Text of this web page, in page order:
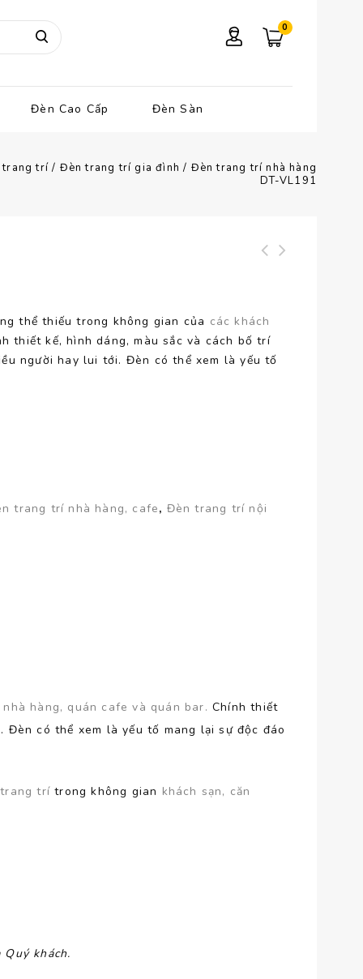
0
Đèn Cao Cấp Đèn Sàn
trang trí/ Đèn trang trí gia đình / Đèn trang trí nhà hàng
DT-VL191
thể thiếu trong không gian của các khách
thiết kế, hình dáng, màu sắc và cách bố trí
người hay lui tới. Đèn có thể xem là yếu tố
trang trí nhà hàng, cafe, Đèn trang trí nội
hàng, quán cafe và quán bar. Chính thiết
Đèn có thể xem là yếu tố mang lại sự độc đáo
trang trítrong không gian khách sạn, căn
khách.